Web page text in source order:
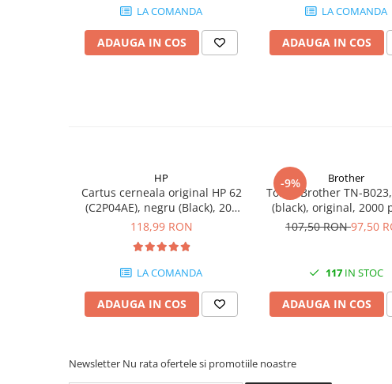
SSD-uri interne
LA COMANDA
ADAUGA IN COS
LA COMANDA
ADAUGA IN COS
HP
Cartus cerneala original HP 62
(C2P04AE), negru (Black), 200
pagini
118,99 RON
LA COMANDA
ADAUGA IN COS
-9% Brother
Toner Brother TN-
(black), original, 2000
107,50 RON97,50
117 IN STOC
ADAUGA IN COS
Newsletter Nu rata ofertele si promotiile noastre